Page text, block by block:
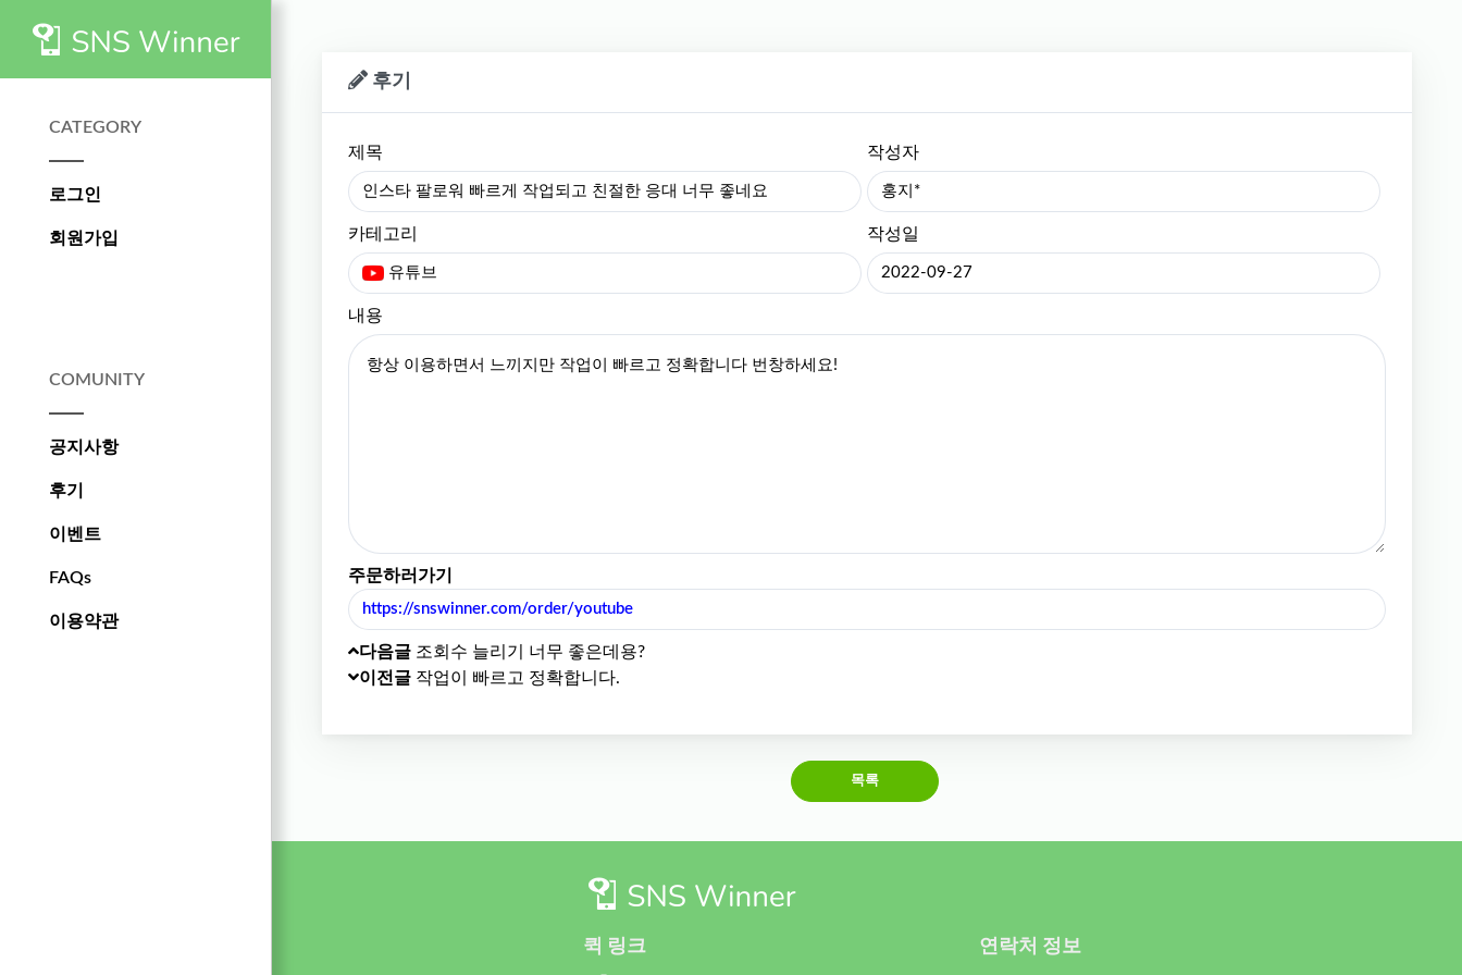
CATEGORY
로그인
회원가입
COMUNITY
공지사항
후기
이벤트
FAQs
이용약관
후기
제목
인스타 팔로워 빠르게 작업되고 친절한 응대 너무 좋네요
작성자
홍지*
카테고리
유튜브
작성일
2022-09-27
내용
주문하러가기
https://snswinner.com/order/youtube
다음글조회수 늘리기 너무 좋은데용?
이전글작업이 빠르고 정확합니다.
목록
퀵 링크 연락처 정보